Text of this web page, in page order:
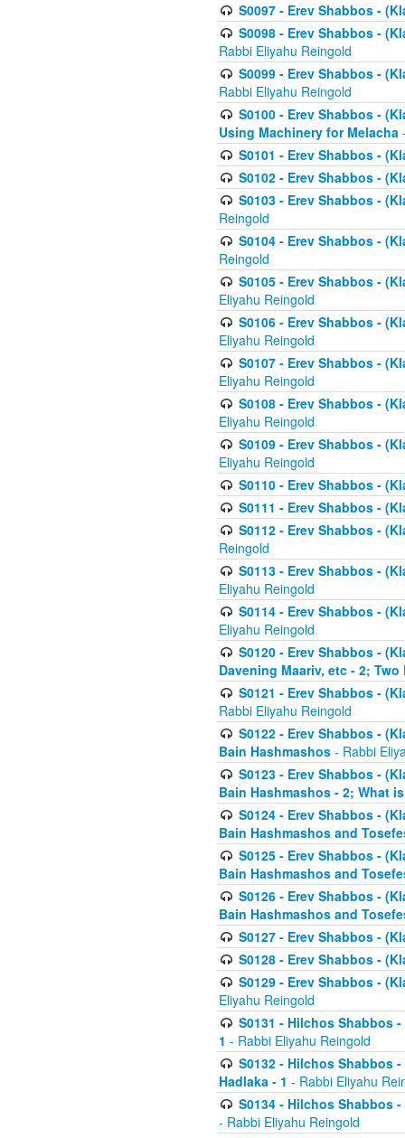
S0097 - Erev Shabbos -
S0098 - Erev Shabbos -
Rabbi Eliyahu Reingold
S0099 - Erev Shabbos -
Rabbi Eliyahu Reingold
S0100 - Erev Shabbos -
Using Machinery for Melacha
S0101 - Erev Shabbos -
S0102 - Erev Shabbos -
S0103 - Erev Shabbos -
Reingold
S0104 - Erev Shabbos -
Reingold
S0105 - Erev Shabbos -
Eliyahu Reingold
S0106 - Erev Shabbos -
Eliyahu Reingold
S0107 - Erev Shabbos -
Eliyahu Reingold
S0108 - Erev Shabbos -
Eliyahu Reingold
S0109 - Erev Shabbos -
Eliyahu Reingold
S0110 - Erev Shabbos -
S0111 - Erev Shabbos -
S0112 - Erev Shabbos -
Reingold
S0113 - Erev Shabbos -
Eliyahu Reingold
S0114 - Erev Shabbos -
Eliyahu Reingold
S0120 - Erev Shabbos -
Davening Maariv, etc - 2;
S0121 - Erev Shabbos -
Rabbi Eliyahu Reingold
S0122 - Erev Shabbos -
Bain Hashmashos - Rabbi
S0123 - Erev Shabbos -
Bain Hashmashos - 2; What
S0124 - Erev Shabbos -
Bain Hashmashos and
S0125 - Erev Shabbos -
Bain Hashmashos and
S0126 - Erev Shabbos -
Bain Hashmashos and
S0127 - Erev Shabbos -
S0128 - Erev Shabbos -
S0129 - Erev Shabbos -
Eliyahu Reingold
S0131 - Hilchos Shabbos
1 - Rabbi Eliyahu Reingold
S0132 - Hilchos Shabbos
Hadlaka - 1 - Rabbi Eliyahu
S0134 - Hilchos Shabbos
- Rabbi Eliyahu Reingold